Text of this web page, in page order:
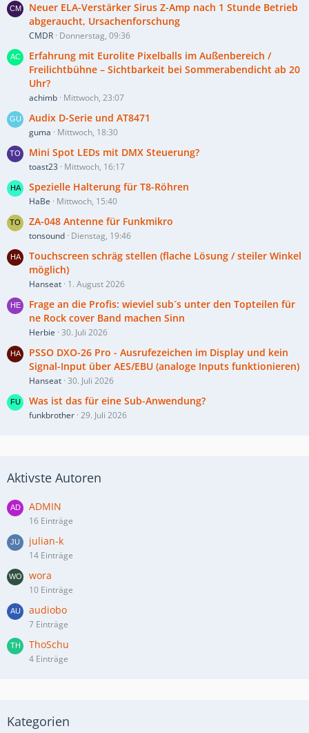
Neuer ELA-Verstärker Sirus Z-Amp nach 1 Stunde Betrieb
abgeraucht, Ursachenforschung
CMDR Donnerstag, 09:36
Erfahrung mit Eurolite Pixelballs im Außenbereich /
Freilichtbühne – Sichtbarkeit bei Sommerabendicht ab 20
Uhr?
achimb Mittwoch, 23:07
Audix D-Serie und AT8471
guma Mittwoch, 18:30
Mini Spot LEDs mit DMX Steuerung?
toast23 Mittwoch, 16:17
Spezielle Halterung für T8-Röhren
HaBe Mittwoch, 15:40
ZA-048 Antenne für Funkmikro
tonsound Dienstag, 19:46
Touchscreen schräg stellen (flache Lösung / steiler Winkel
möglich)
Hanseat 1. August 2026
Frage an die Profis: wieviel sub´s unter den Topteilen für
ne Rock cover Band machen Sinn
Herbie 30. Juli 2026
PSSO DXO-26 Pro - Ausrufezeichen im Display und kein
Signal-Input über AES/EBU (analoge Inputs funktionieren)
Hanseat 30. Juli 2026
Was ist das für eine Sub-Anwendung?
funkbrother 29. Juli 2026
Aktivste Autoren
ADMIN
16 Einträge
julian-k
14 Einträge
wora
10 Einträge
audiobo
7 Einträge
ThoSchu
4 Einträge
Kategorien